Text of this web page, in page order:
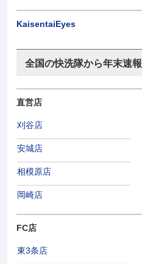
KaisentaiEyes
全国の快洗隊から年末速報
直営店
刈谷店
安城店
相模原店
岡崎店
FC店
東3条店